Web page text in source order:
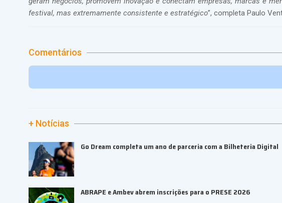
festival, mas extremamente consistente e estratégico”, completa Paulo
Comentários
+ Notícias
Go Dream completa um ano de parceria com a Bilheteria Digital
ABRAPE e Ambev abrem inscrições para o PRESE 2026